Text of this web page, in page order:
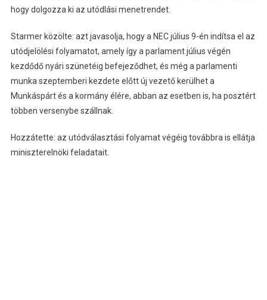
hogy dolgozza ki az utódlási menetrendet.
Starmer közölte: azt javasolja, hogy a NEC július 9-én indítsa el az
utódjelölési folyamatot, amely így a parlament július végén
kezdődő nyári szünetéig befejeződhet, és még a parlamenti
munka szeptemberi kezdete előtt új vezető kerülhet a
Munkáspárt és a kormány élére, abban az esetben is, ha posztért
többen versenybe szállnak.
Hozzátette: az utódválasztási folyamat végéig továbbra is ellátja
miniszterelnöki feladatait.